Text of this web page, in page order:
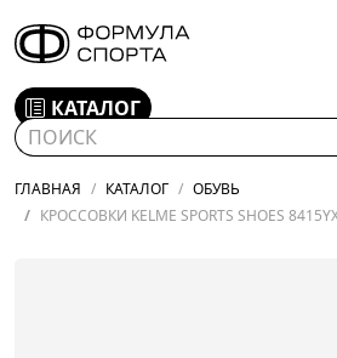
КАТАЛОГ
ГЛАВНАЯ КАТАЛОГ
ОБУВЬ
КРОССОВКИ KELME SPORTS SHOES